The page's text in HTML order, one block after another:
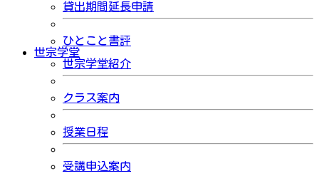
貸出期間延長申請
ひとこと書評
世宗学堂
世宗学堂紹介
クラス案内
授業日程
受講申込案内